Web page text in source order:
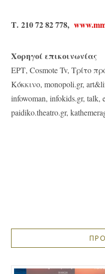
Τ. 210 72 82 778,
Χορηγοί επικοινωνίας
ΕΡΤ, Cosmote Tv, Tρίτο
Κόκκινο, monopoli.gr,
infowoman, infokids.gr, talk,
paidiko.theatro.gr,